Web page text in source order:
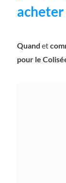
Quand et
pour le